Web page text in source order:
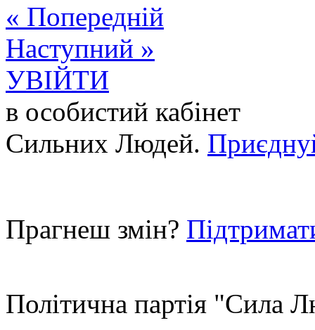
« Попередній
Наступний »
УВІЙТИ
в особистий кабінет
Сильних Людей.
Прагнеш змін?
Політична партія "Сила